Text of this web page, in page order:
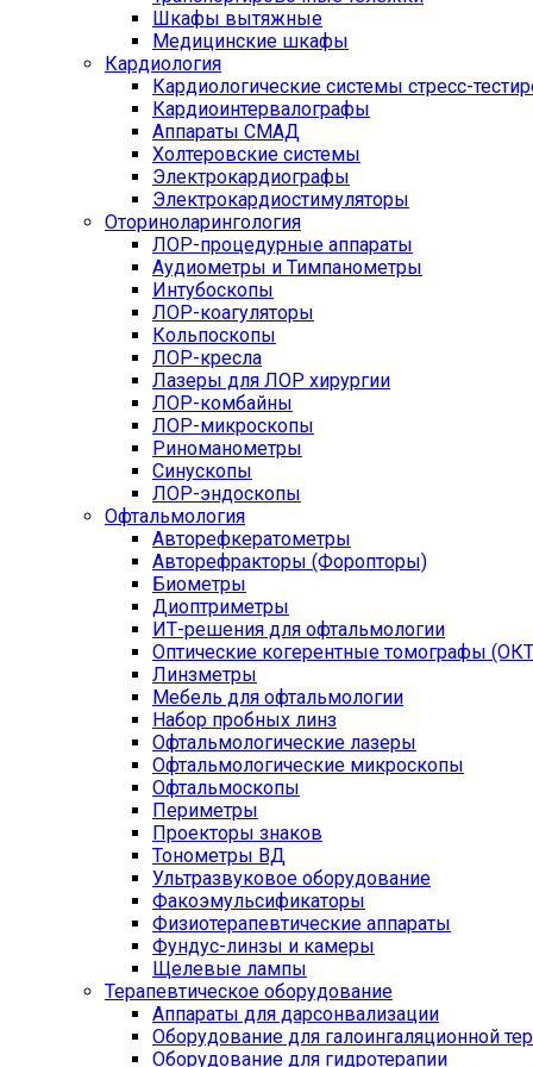
Шкафы вытяжные
Медицинские шкафы
Кардиология
Кардиологические системы стресс-
Кардиоинтервалографы
Аппараты СМАД
Холтеровские системы
Электрокардиографы
Электрокардиостимуляторы
Оториноларингология
ЛОР-процедурные аппараты
Аудиометры и Тимпанометры
Интубоскопы
ЛОР-коагуляторы
Кольпоскопы
ЛОР-кресла
Лазеры для ЛОР хирургии
ЛОР-комбайны
ЛОР-микроскопы
Риноманометры
Синускопы
ЛОР-эндоскопы
Офтальмология
Авторефкератометры
Авторефракторы (Форопторы)
Биометры
Диоптриметры
ИТ-решения для офтальмологии
Оптические когерентные томографы
Линзметры
Мебель для офтальмологии
Набор пробных линз
Офтальмологические лазеры
Офтальмологические микроскопы
Офтальмоскопы
Периметры
Проекторы знаков
Тонометры ВД
Ультразвуковое оборудование
Факоэмульсификаторы
Физиотерапевтические аппараты
Фундус-линзы и камеры
Щелевые лампы
Терапевтическое оборудование
Аппараты для дарсонвализации
Оборудование для галоингаляционной
Оборудование для гидротерапии